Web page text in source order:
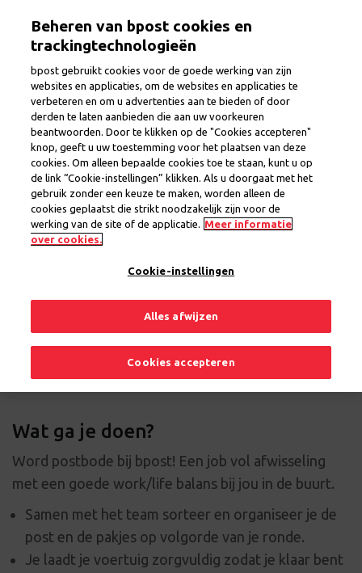
inhoud
Postbode
ProvincieOost-Vlaanderen
Regio Lochristi
Interim Contract
1 vacature
Delen
Solliciteer nu
Wat ga je doen?
Word postbode bij bpost! Een job vol afwisseling
met een goede work/life balans bij jou in de buurt.
Samen met het team sorteer en organiseer je de
post en de pakjes op volgorde van je ronde.
Je laadt je voertuig zorgvuldig zodat je klaar bent
Beheren van bpost cookies en
trackingtechnologieën
bpost gebruikt cookies voor de goede werking van zijn
websites en applicaties, om de websites en applicaties te
verbeteren en om u advertenties aan te bieden of door
derden te laten aanbieden die aan uw voorkeuren
beantwoorden. Door te klikken op de "Cookies accepteren"
knop, geeft u uw toestemming voor het plaatsen van deze
cookies. Om alleen bepaalde cookies toe te staan, kunt u op
de link “Cookie-instellingen” klikken. Als u doorgaat met het
gebruik zonder een keuze te maken, worden alleen de
cookies geplaatst die strikt noodzakelijk zijn voor de
werking van de site of de applicatie. Meer informatie
over cookies.
Cookie-instellingen
Alles afwijzen
Cookies accepteren